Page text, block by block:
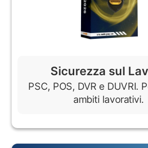
Sicurezza sul
PSC, POS, DVR e DUVRI.
ambiti lavorativi.